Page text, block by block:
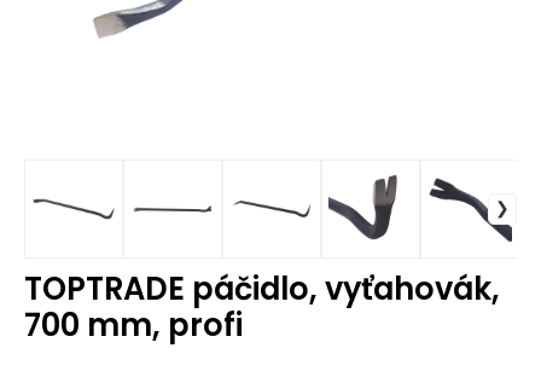
TOPTRADE páčidlo, vyťahovák,
700 mm, profi